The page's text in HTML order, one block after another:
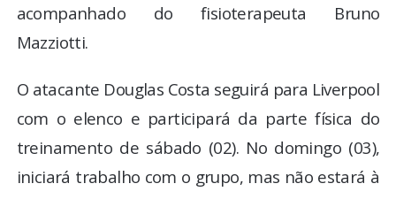
acompanhado do fisioterapeuta Bruno
Mazziotti.
O atacante Douglas Costa seguirá para Liverpool
com o elenco e participará da parte física do
treinamento de sábado (02). No domingo (03),
iniciará trabalho com o grupo, mas não estará à